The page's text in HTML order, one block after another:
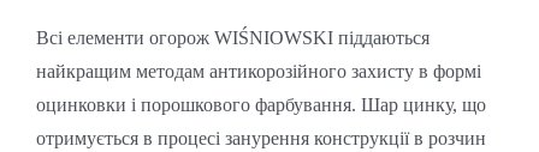
Всі елементи огорож WIŚNIOWSKI піддаються
найкращим методам антикорозійного захисту в формі
оцинковки і порошкового фарбування. Шар цинку, що
отримується в процесі занурення конструкції в розчин